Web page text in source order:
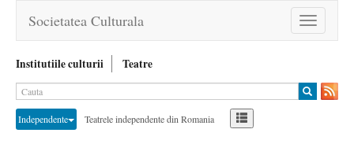
Toggle
navigation
Societatea Culturala
Institutiile culturii Teatre
Independente Teatrele independente din Romania